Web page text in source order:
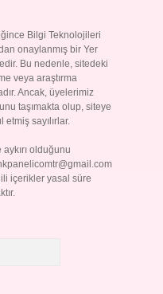
Bilgi Teknolojileri
onaylanmış bir Yer
Bu nedenle, sitedeki
veya araştırma
Ancak, üyelerimiz
taşımakta olup, siteye
sayılırlar.
olduğunu
içerikler yasal süre